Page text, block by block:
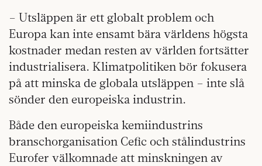
– Utsläppen är ett globalt problem och
Europa kan inte ensamt bära världens högsta
kostnader medan resten av världen fortsätter
industrialisera. Klimatpolitiken bör fokusera
på att minska de globala utsläppen – inte slå
sönder den europeiska industrin.
Både den europeiska kemiindustrins
branschorganisation Cefic och stålindustrins
Eurofer välkomnade att minskningen av